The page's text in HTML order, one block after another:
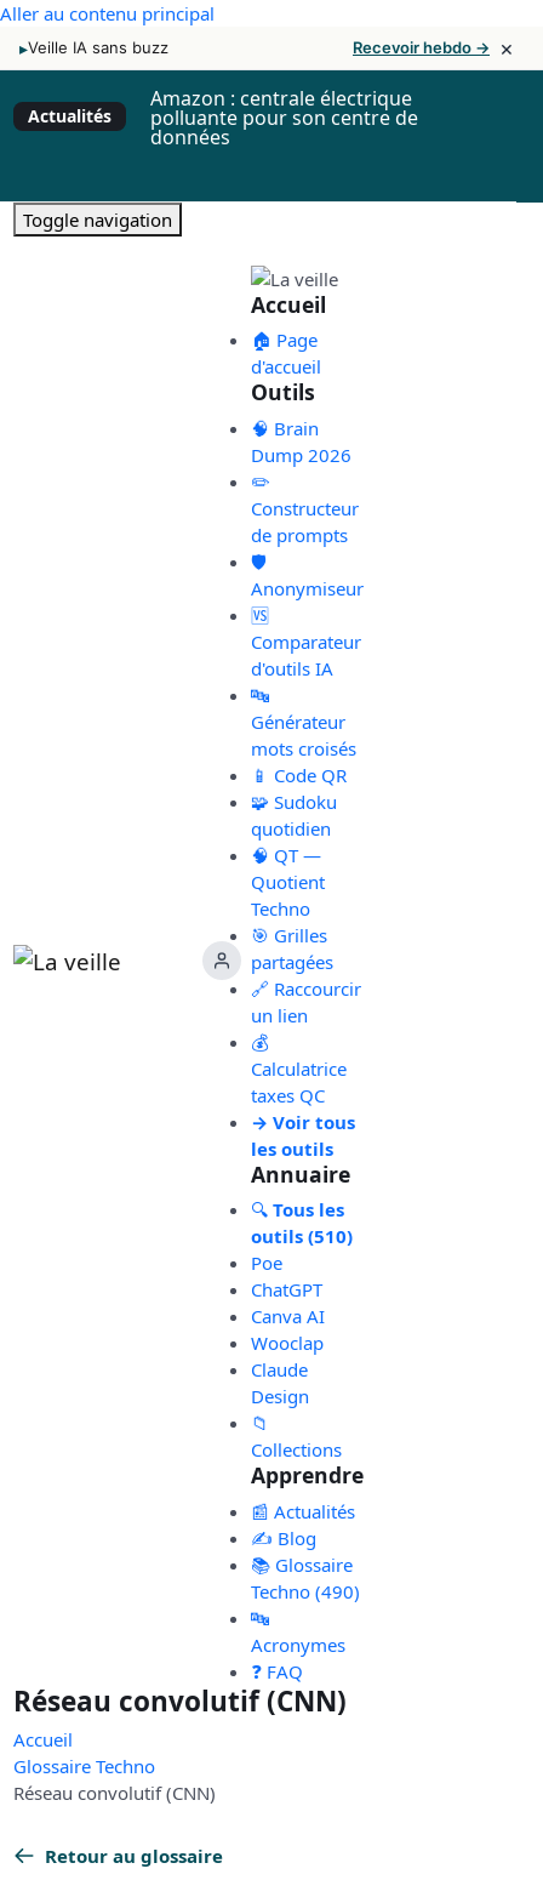
Aller au contenu principal
▸Veille IA sans buzz Recevoir hebdo → ×
Actualités
Amazon : centrale électrique
polluante pour son centre de
données
Toggle navigation
Accueil
🏠 Page
d'accueil
Outils
🧠 Brain
Dump 2026
✏️
Constructeur
de prompts
🛡️
Anonymiseur
🆚
Comparateur
d'outils IA
🔤
Générateur
mots croisés
📱 Code QR
🧩 Sudoku
quotidien
🧠 QT —
Quotient
Techno
🎯 Grilles
partagées
🔗 Raccourcir
un lien
💰
Calculatrice
taxes QC
→ Voir tous
les outils
Annuaire
🔍 Tous les
outils (510)
Poe
ChatGPT
Canva AI
Wooclap
Claude
Design
📁
Collections
Apprendre
📰 Actualités
✍️ Blog
📚 Glossaire
Techno (490)
🔤
Acronymes
❓ FAQ
Réseau convolutif (CNN)
Accueil
Glossaire Techno
Réseau convolutif (CNN)
Retour au glossaire